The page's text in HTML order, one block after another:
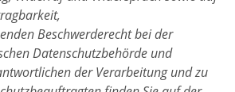
Beschwerderecht bei der
Datenschutzbehörde und
der Verarbeitung und zu